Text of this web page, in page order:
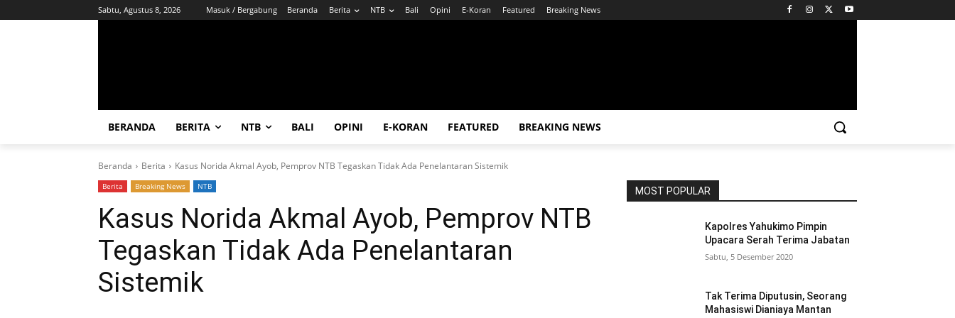
Sabtu, Agustus 8, 2026 Masuk / Bergabung Beranda Berita NTB Bali Opini E-Koran Featured Breaking News
BERANDA BERITA NTB BALI OPINI E-KORAN FEATURED BREAKING NEWS
Beranda Berita Kasus Norida Akmal Ayob, Pemprov NTB Tegaskan Tidak Ada Penelantaran Sistemik
Berita Breaking News NTB
Kasus Norida Akmal Ayob, Pemprov NTB
Tegaskan Tidak Ada Penelantaran
Sistemik
MOST POPULAR
Kapolres Yahukimo Pimpin
Upacara Serah Terima Jabatan
Sabtu, 5 Desember 2020
Tak Terima Diputusin, Seorang
Mahasiswi Dianiaya Mantan